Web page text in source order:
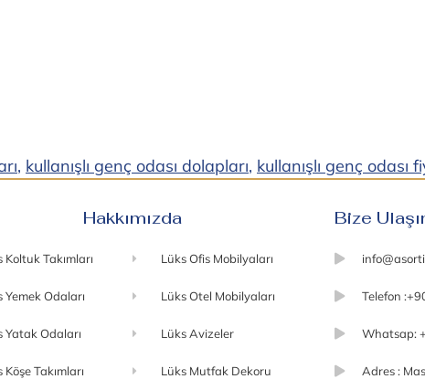
, kullanışlı genç odası dolapları, kullanışlı genç odası
Hakkımızda
Koltuk Takımları
Yemek Odaları
Yatak Odaları
Köşe Takımları
Lüks Ofis Mobilyaları
Lüks Otel Mobilyaları
Lüks Avizeler
Lüks Mutfak Dekoru
Bize
Telefon
Whatsap:
Adres :